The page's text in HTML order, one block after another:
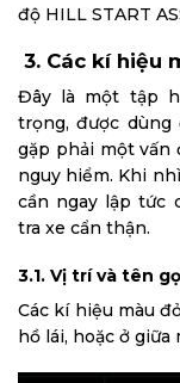
độ HILL START
3. Các kí hiệu
Đây là một tập
trọng, được
gặp phải một
nguy hiểm. Khi
cần ngay lập tức
tra xe cẩn thận.
3.1. Vị trí và tên
Các kí hiệu màu
hồ lái, hoặc ở